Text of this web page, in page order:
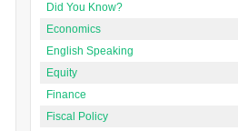
Did You Know?
Economics
English Speaking
Equity
Finance
Fiscal Policy